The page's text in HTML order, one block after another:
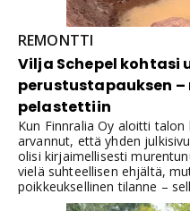
REMONTTI
Vilja Schepel kohtasi
perustustapauksen
pelastettiin
Kun Finnralia Oy aloitti
arvannut, että yhden
olisi kirjaimellisesti
vielä suhteellisen ehjältä,
poikkeuksellinen tilanne –
vieraillut asiantuntija ei